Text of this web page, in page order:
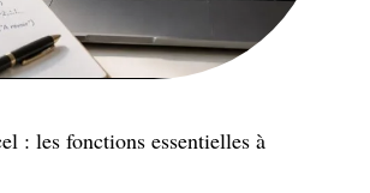
: les fonctions essentielles à